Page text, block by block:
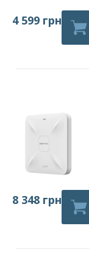
4 599 грн
8 348 грн